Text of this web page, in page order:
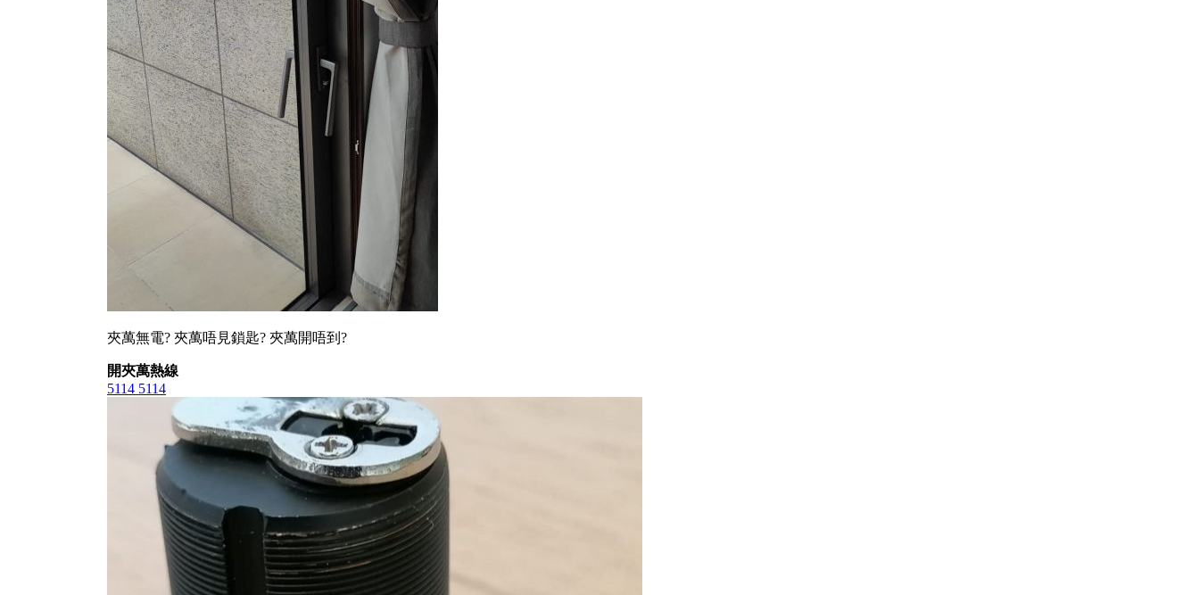
夾萬無電? 夾萬唔見鎖匙? 夾萬開唔到?
開夾萬熱線
5114 5114